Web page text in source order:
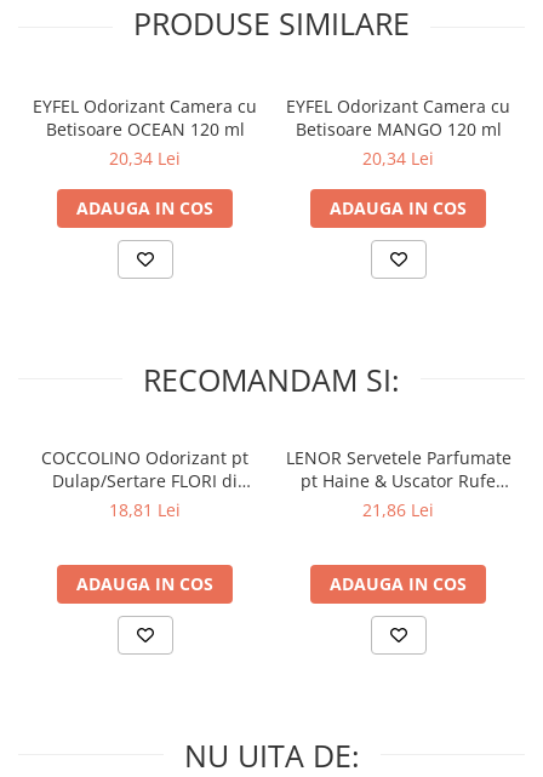
Parfumuri
Stick
Covoare & Tapiterii
creata pentru a va aduce in casa experienta unui parfum
4 SAPTAMANI DE PARFUM AIR WICK
Odorizantul de camera cu betisoare parfumate Air Wick dureaza
pana la 4 saptamani. Intensitatea aromei poate fi reglata prin
numarul de betisoare de ratan folosite: cu cat mai multe
betisoare, cu atat mai intensa aroma.
PRODUSE SIMILARE
EYFEL Odorizant Camera cu
Betisoare OCEAN 120 ml
20,34 Lei
ADAUGA IN COS
EYFEL Odorizant Camera cu
Betisoare MANGO 120 ml
20,34 Lei
ADAUGA IN COS
RECOMANDAM SI:
COCCOLINO Odorizant pt
Dulap/Sertare FLORI di
PRIMAVERA 3 buc
18,81 Lei
ADAUGA IN COS
LENOR Servetele Parfumate
pt Haine & Uscator Rufe
SPRING AWAKENING 34 buc
21,86 Lei
ADAUGA IN COS
NU UITA DE: